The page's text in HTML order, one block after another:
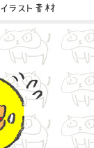
イラスト素材